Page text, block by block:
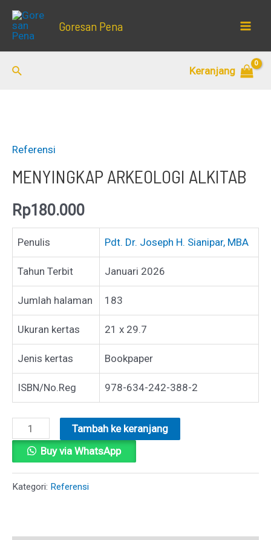
Lewati
Goresan Pena
Cari Keranjang
Referensi
MENYINGKAP ARKEOLOGI ALKITAB
Rp180.000
Penulis Pdt. Dr. Joseph H. Sianipar, MBA
Tahun Terbit Januari 2026
Jumlah halaman 183
Ukuran kertas 21 x 29.7
Jenis kertas Bookpaper
ISBN/No.Reg 978-634-242-388-2
Kuantitas
MENYINGKAP
ARKEOLOGI
ALKITAB
Tambah ke keranjang
Buy via WhatsApp
Kategori: Referensi